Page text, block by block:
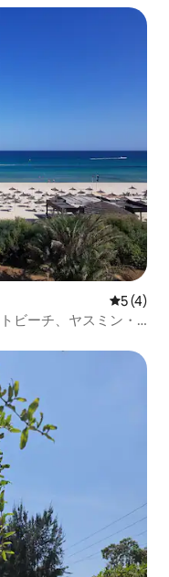
レビュー
5 (4)
ビーチ、ヤスミン・